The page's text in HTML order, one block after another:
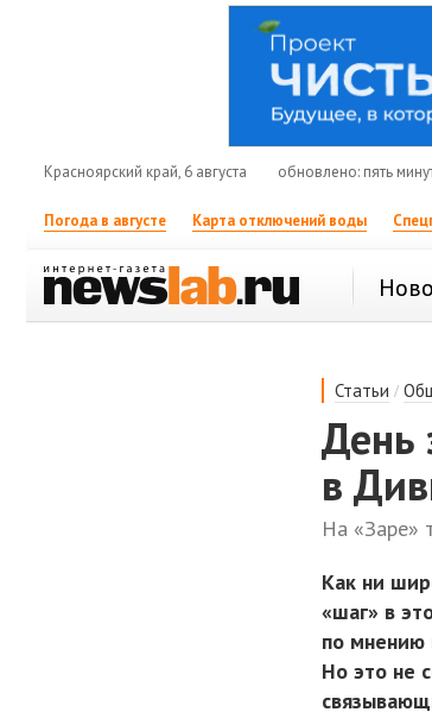
Красноярский край, 6 августа обновлено: пять
Погода в августе Карта отключений воды
Статьи /
День
в
На «Заре»
Как ни
«шаг» в
по мнению
Но это не